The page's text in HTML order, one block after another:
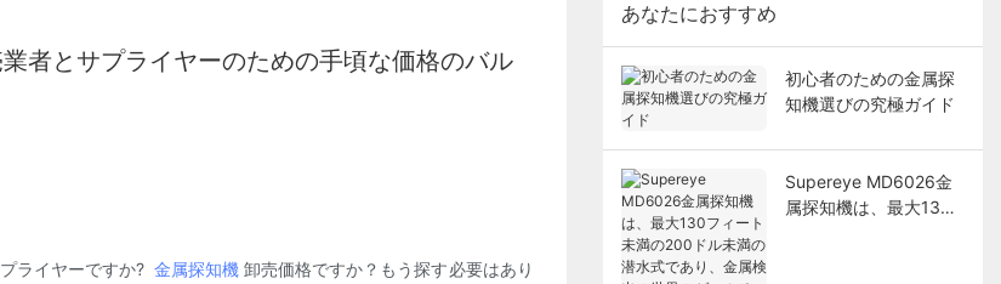
者とサプライヤーのための手頃な価格のバル
ライヤーですか? 金属探知機卸売価格ですか？もう探す必要はあり
あなたにおすすめ
初心者のための金属探
知機選びの究極ガイド
Supereye MD6026金
属探知機は、最大130